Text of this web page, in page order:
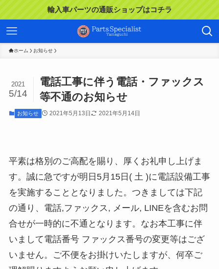
輸入車パーツの通販ショップはコチラ
ホーム お知らせ
電話工事に伴う電話・ファックス
等不通のお知らせ
2021
5/14
お知らせ 2021年5月13日 2021年5月14日
平素は格別のご高配を賜り、厚くお礼申し上げま
す。誠に急ですが明日5月15日( 土 )に電話設備工事
を実施することとなりました。つきましては下記
の通り、電話,ファックス, メール, LINEを含むお問
合せが一時的に不通となります。なお本工事に伴
いまして電話番号 ファックス番号の変更等はござ
いません。ご不便をお掛けいたしますが、何卒ご